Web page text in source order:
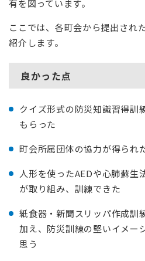
有を図っています。
ここでは、各町会から提出され
紹介します。
良かった点
クイズ形式の防災知識習得訓
もらった
町会所属団体の協力が得られ
人形を使ったAEDや心肺蘇生
が取り組み、訓練できた
紙食器・新聞スリッパ作成訓
加え、防災訓練の堅いイメー
思う